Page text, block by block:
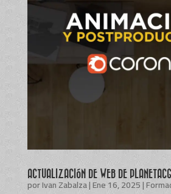
ACTUALIZACIÓN DE WEB DE
porIvan Zabalza|Ene 16, 2025|